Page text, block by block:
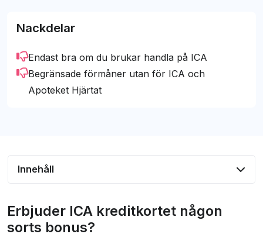
Nackdelar
Endast bra om du brukar handla på ICA
Begränsade förmåner utan för ICA och
Apoteket Hjärtat
Innehåll
Erbjuder ICA kreditkortet någon sorts bonus?
Erbjuder kreditkortet från ICA förmåner,
Erbjuder ICA kreditkortet någon
sorts bonus?